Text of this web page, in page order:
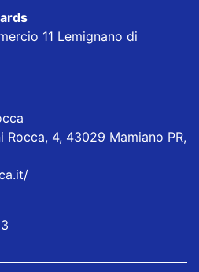
11 Lemignano di
Rocca, 4, 43029 Mamiano PR,